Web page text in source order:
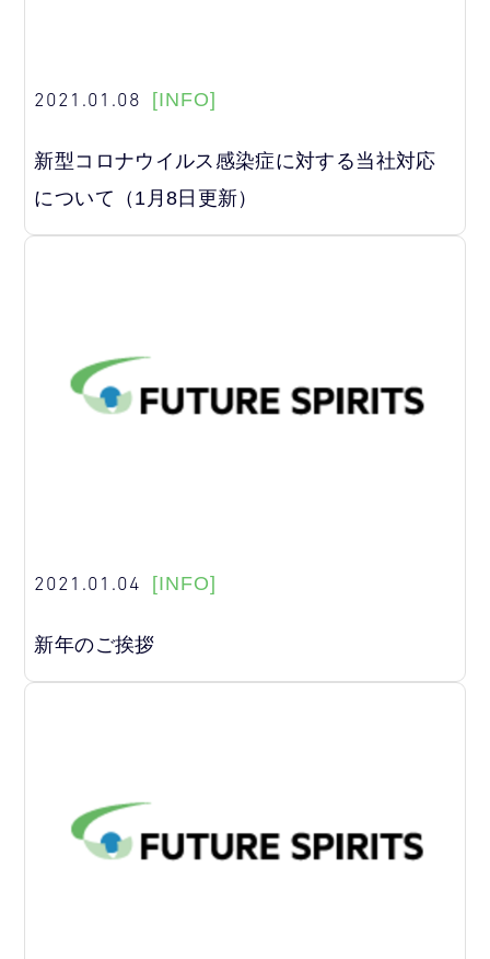
2021.01.08 [INFO]
新型コロナウイルス感染症に対する当社対応
について（1月8日更新）
2021.01.04 [INFO]
新年のご挨拶